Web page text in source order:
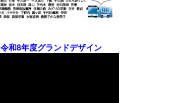
令和8年度グランドデザイン